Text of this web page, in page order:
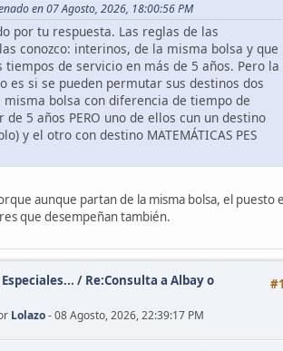
en 07 Agosto, 2026, 18:00:56 PM
por tu respuesta. Las reglas de las
las conozco: interinos, de la misma bolsa y que
tiempos de servicio en más de 5 años. Pero la
es si se pueden permutar sus destinos dos
bolsa con diferencia de tiempo de
5 años PERO uno de ellos cun un destino
y el otro con destino MATEMÁTICAS PES
aunque partan de la misma bolsa, el puesto
que desempeñan también.
/ Re:Consulta a Albay o
Lolazo- 08 Agosto, 2026, 22:39:17 PM